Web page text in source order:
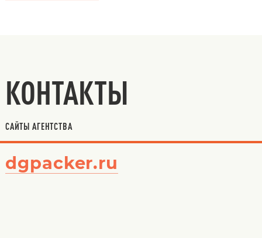
КОНТАКТЫ
САЙТЫ АГЕНТСТВА
dgpacker.ru